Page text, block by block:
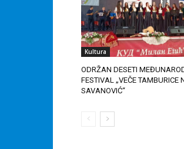
Kultura
ODRŽAN DESETI
FESTIVAL „VEČE TAMBURICE
SAVANOVIĆ“